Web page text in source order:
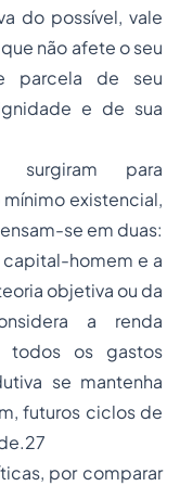
do possível, vale
não afete o seu
parcela de seu
e de sua
surgiram para
existencial,
se em duas:
homem e a
objetiva ou da
a renda
todos os gastos
se mantenha
futuros ciclos de
por comparar